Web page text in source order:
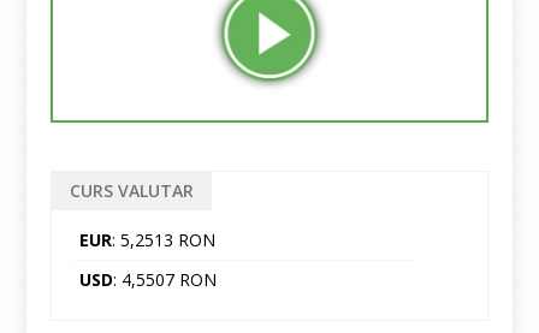
CURS VALUTAR
EUR: 5,2513 RON
USD: 4,5507 RON